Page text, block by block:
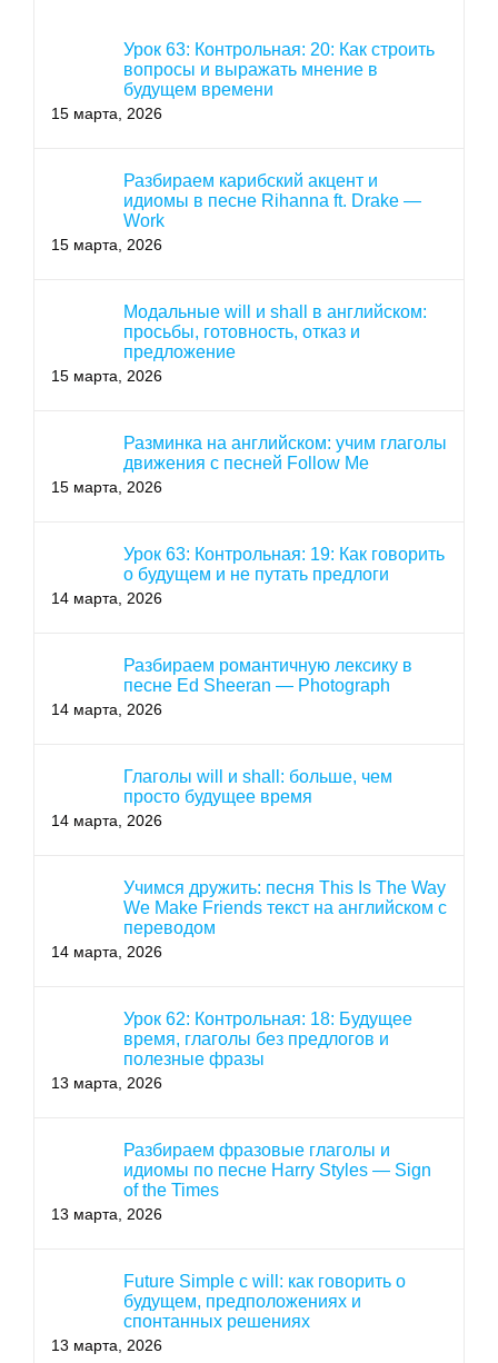
Урок 63: Контрольная: 20: Как строить
вопросы и выражать мнение в
будущем времени
15 марта, 2026
Разбираем карибский акцент и
идиомы в песне Rihanna ft. Drake —
Work
15 марта, 2026
Модальные will и shall в английском:
просьбы, готовность, отказ и
предложение
15 марта, 2026
Разминка на английском: учим глаголы
движения с песней Follow Me
15 марта, 2026
Урок 63: Контрольная: 19: Как говорить
о будущем и не путать предлоги
14 марта, 2026
Разбираем романтичную лексику в
песне Ed Sheeran — Photograph
14 марта, 2026
Глаголы will и shall: больше, чем
просто будущее время
14 марта, 2026
Учимся дружить: песня This Is The Way
We Make Friends текст на английском с
переводом
14 марта, 2026
Урок 62: Контрольная: 18: Будущее
время, глаголы без предлогов и
полезные фразы
13 марта, 2026
Разбираем фразовые глаголы и
идиомы по песне Harry Styles — Sign
of the Times
13 марта, 2026
Future Simple с will: как говорить о
будущем, предположениях и
спонтанных решениях
13 марта, 2026